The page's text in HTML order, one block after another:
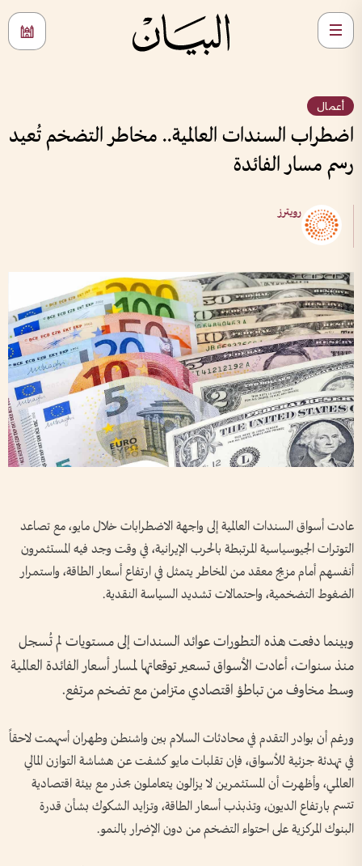
أعمال
اضطراب السندات العالمية.. مخاطر التضخم تُعيد
رسم مسار الفائدة
رويترز
عادت أسواق السندات العالمية إلى واجهة الاضطرابات خلال مايو، مع تصاعد
التوترات الجيوسياسية المرتبطة بالحرب الإيرانية، في وقت وجد فيه المستثمرون
أنفسهم أمام مزيج معقد من المخاطر يتمثل في ارتفاع أسعار الطاقة، واستمرار
الضغوط التضخمية، واحتمالات تشديد السياسة النقدية.
وبينما دفعت هذه التطورات عوائد السندات إلى مستويات لم تُسجل
منذ سنوات، أعادت الأسواق تسعير توقعاتها لمسار أسعار الفائدة العالمية
وسط مخاوف من تباطؤ اقتصادي متزامن مع تضخم مرتفع.
ورغم أن بوادر التقدم في محادثات السلام بين واشنطن وطهران أسهمت لاحقاً
في تهدئة جزئية للأسواق، فإن تقلبات مايو كشفت عن هشاشة التوازن المالي
العالمي، وأظهرت أن المستثمرين لا يزالون يتعاملون بحذر مع بيئة اقتصادية
تتسم بارتفاع الديون، وتذبذب أسعار الطاقة، وتزايد الشكوك بشأن قدرة
البنوك المركزية على احتواء التضخم من دون الإضرار بالنمو.